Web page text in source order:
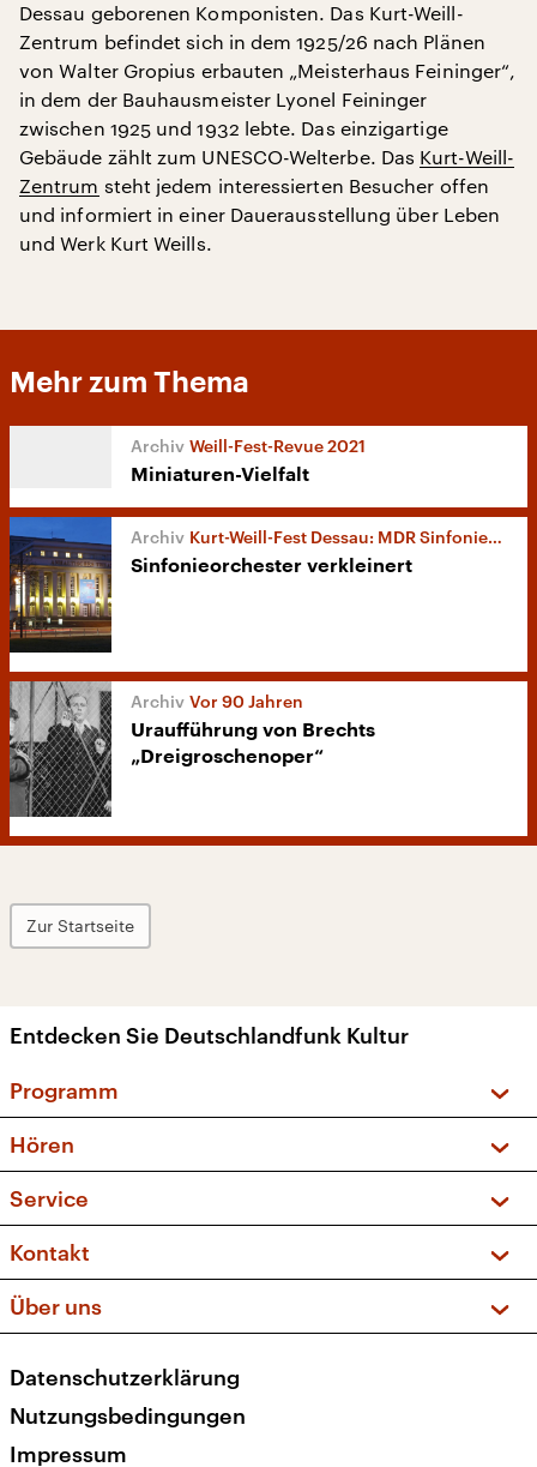
Dessau geborenen Komponisten. Das Kurt-Weill-
Zentrum befindet sich in dem 1925/26 nach Plänen
von Walter Gropius erbauten „Meisterhaus Feininger“,
in dem der Bauhausmeister Lyonel Feininger
zwischen 1925 und 1932 lebte. Das einzigartige
Gebäude zählt zum UNESCO-Welterbe. Das Kurt-Weill-
Zentrum steht jedem interessierten Besucher offen
und informiert in einer Dauerausstellung über Leben
und Werk Kurt Weills.
Mehr zum Thema
Weill-Fest-Revue 2021
Miniaturen-Vielfalt
Kurt-Weill-Fest Dessau: MDR Sinfonieorchester
Sinfonieorchester verkleinert
Vor 90 Jahren
Uraufführung von Brechts
„Dreigroschenoper“
Zur Startseite
Entdecken Sie Deutschlandfunk Kultur
Programm
Sendungen und Podcasts
Musikliste
Kakadu – Das Kinderprogramm
Hören
Frequenzen (UKW + DAB+)
Service
FAQ
Apps
Newsletter
Kontakt
Social Media
Über uns
Presse
Karriere
Datenschutzerklärung
Nutzungsbedingungen
Impressum